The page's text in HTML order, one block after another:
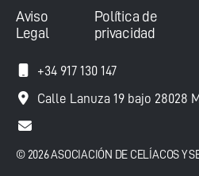
Aviso
Legal
Política de
privacidad
+34 917 130 147
Calle Lanuza 19 bajo 28028
© 2026 ASOCIACIÓN DE CELÍACOS Y